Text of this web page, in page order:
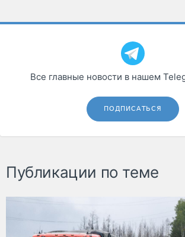
Все главные новости в нашем
ПОДПИСАТЬСЯ
Публикации по теме